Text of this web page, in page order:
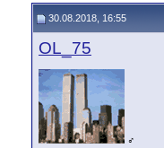
30.08.2018, 16:55
OL_75
♂